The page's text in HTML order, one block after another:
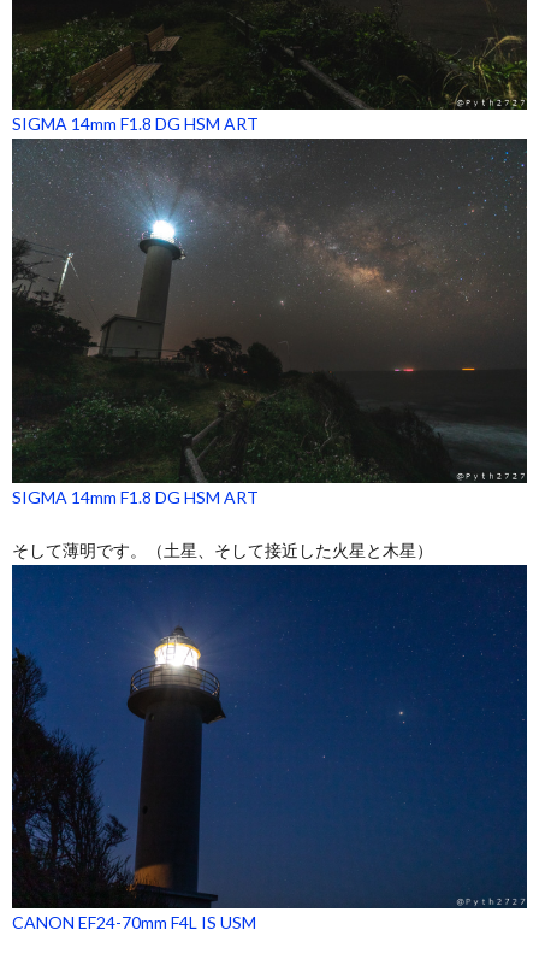
SIGMA 14mm F1.8 DG HSM ART
SIGMA 14mm F1.8 DG HSM ART
そして薄明です。（土星、そして接近した火星と木星）
CANON EF24-70mm F4L IS USM